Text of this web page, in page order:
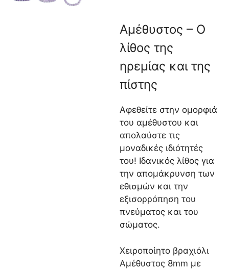
Αμέθυστος – Ο
λίθος της
ηρεμίας και της
πίστης
Αφεθείτε στην ομορφιά
του αμέθυστου και
απολαύστε τις
μοναδικές ιδιότητές
του! Ιδανικός λίθος για
την απομάκρυνση των
εθισμών και την
εξισορρόπηση του
πνεύματος και του
σώματος.
Χειροποίητο βραχιόλι
Αμέθυστος 8mm με